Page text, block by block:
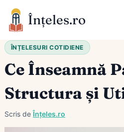
Skip
content
Înțeles.ro
ÎNȚELESURI COTIDIENE
Ce Înseamnă
Structura și
Scris de Înțeles.ro